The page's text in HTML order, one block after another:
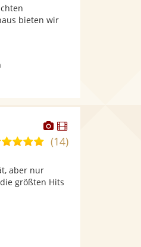
bereit.
Sternen
bieten wir
Dieser
Künstler
stellt
bereit.
Dieser
Künstler
5,0
5
Sternen
(14)
aber nur
größten Hits